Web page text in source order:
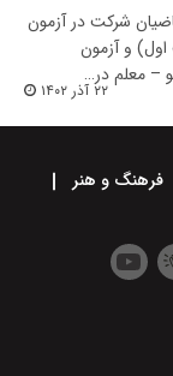
شرکت در آزمون
(نوبت اول) و آزمون
– معلم در…
۲۲ آذر ۱۴۰۲
فرهنگ و هنر